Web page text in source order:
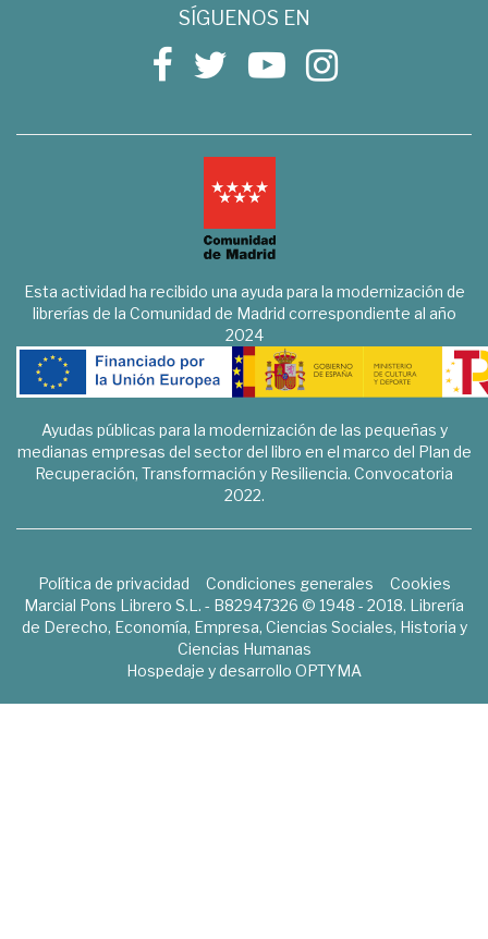
SÍGUENOS EN
Esta actividad ha recibido una ayuda para la modernización de
librerías de la Comunidad de Madrid correspondiente al año
2024
Ayudas públicas para la modernización de las pequeñas y
medianas empresas del sector del libro en el marco del Plan de
Recuperación, Transformación y Resiliencia. Convocatoria
2022.
Política de privacidad Condiciones generales
Cookies
Marcial Pons Librero S.L. - B82947326 © 1948 - 2018. Librería
de Derecho, Economía, Empresa, Ciencias Sociales, Historia y
Ciencias Humanas
Hospedaje y desarrollo OPTYMA